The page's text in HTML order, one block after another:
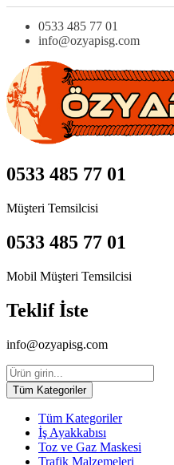
0533 485 77 01
info@ozyapisg.com
0533 485 77 01
Müşteri Temsilcisi
0533 485 77 01
Mobil Müşteri Temsilcisi
Teklif İste
info@ozyapisg.com
Tüm Kategoriler
Tüm Kategoriler
İş Ayakkabısı
Toz ve Gaz Maskesi
Trafik Malzemeleri